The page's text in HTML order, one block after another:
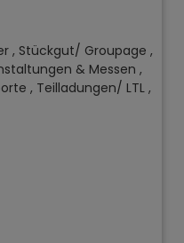
, Stückgut/ Groupage ,
& Messen ,
, Teilladungen/ LTL ,